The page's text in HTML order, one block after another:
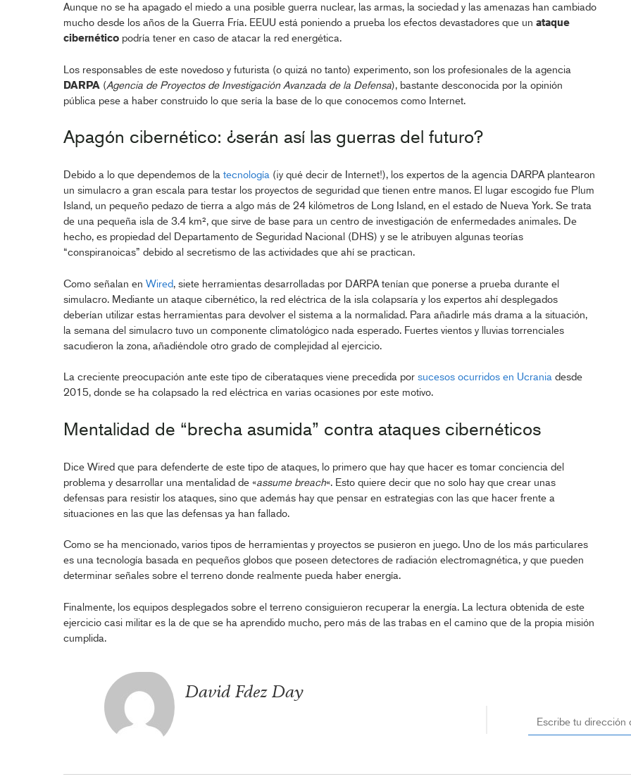
Aunque no se ha apagado el miedo a una posible guerra nuclear, las armas, la sociedad y las amenazas han cambiado
mucho desde los años de la Guerra Fría. EEUU está poniendo a prueba los efectos devastadores que un ataque
cibernéticopodría tener en caso de atacar la red energética.
Los responsables de este novedoso y futurista (o quizá no tanto) experimento, son los profesionales de la agencia
DARPA (Agencia de Proyectos de Investigación Avanzada de la Defensa), bastante desconocida por la opinión
pública pese a haber construido lo que sería la base de lo que conocemos como Internet.
Apagón cibernético: ¿serán así las guerras del futuro?
Debido a lo que dependemos de la tecnología(¡y qué decir de Internet!), los expertos de la agencia DARPA plantearon
un simulacro a gran escala para testar los proyectos de seguridad que tienen entre manos. El lugar escogido fue Plum
Island, un pequeño pedazo de tierra a algo más de 24 kilómetros de Long Island, en el estado de Nueva York. Se trata
de una pequeña isla de 3.4 km², que sirve de base para un centro de investigación de enfermedades animales. De
hecho, es propiedad del Departamento de Seguridad Nacional (DHS) y se le atribuyen algunas teorías
“conspiranoicas” debido al secretismo de las actividades que ahí se practican.
Como señalan en Wired, siete herramientas desarrolladas por DARPA tenían que ponerse a prueba durante el
simulacro. Mediante un ataque cibernético, la red eléctrica de la isla colapsaría y los expertos ahí desplegados
deberían utilizar estas herramientas para devolver el sistema a la normalidad. Para añadirle más drama a la situación,
la semana del simulacro tuvo un componente climatológico nada esperado. Fuertes vientos y lluvias torrenciales
sacudieron la zona, añadiéndole otro grado de complejidad al ejercicio.
La creciente preocupación ante este tipo de ciberataques viene precedida por sucesos ocurridos en Ucraniadesde
2015, donde se ha colapsado la red eléctrica en varias ocasiones por este motivo.
Mentalidad de “brecha asumida” contra ataques cibernéticos
Dice Wired que para defenderte de este tipo de ataques, lo primero que hay que hacer es tomar conciencia del
problema y desarrollar una mentalidad de «assume breach«. Esto quiere decir que no solo hay que crear unas
defensas para resistir los ataques, sino que además hay que pensar en estrategias con las que hacer frente a
situaciones en las que las defensas ya han fallado.
Como se ha mencionado, varios tipos de herramientas y proyectos se pusieron en juego. Uno de los más particulares
es una tecnología basada en pequeños globos que poseen detectores de radiación electromagnética, y que pueden
determinar señales sobre el terreno donde realmente pueda haber energía.
Finalmente, los equipos desplegados sobre el terreno consiguieron recuperar la energía. La lectura obtenida de este
ejercicio casi militar es la de que se ha aprendido mucho, pero más de las trabas en el camino que de la propia misión
cumplida.
David Fdez Day